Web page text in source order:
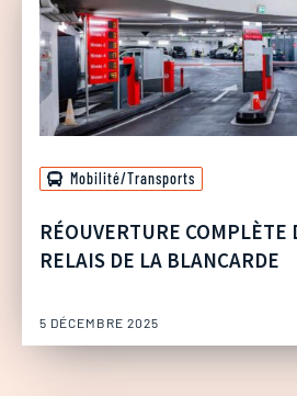
Mobilité/Transports
RÉOUVERTURE COMPLÈTE
RELAIS DE LA BLANCARDE
5 DÉCEMBRE 2025